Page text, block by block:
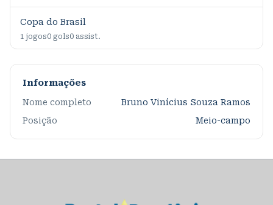
Copa do Brasil
1 jogos0 gols0 assist.
Informações
Nome completo
Bruno Vinícius Souza Ramos
Posição
Meio-campo